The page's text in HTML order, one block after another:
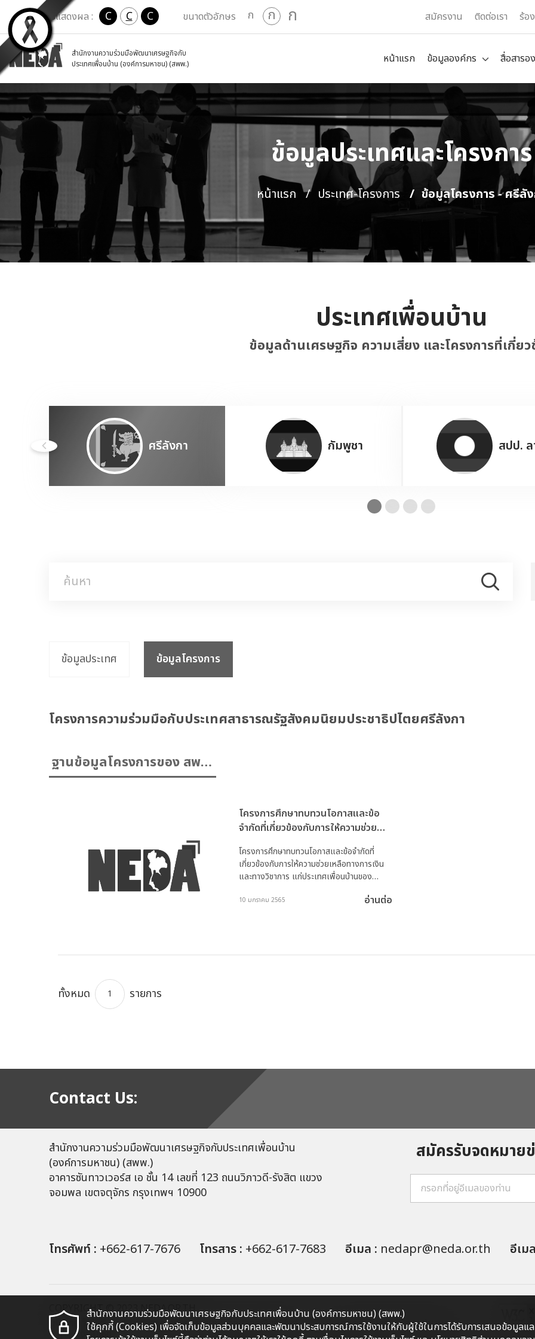
เปลี่ยนการแสดงผล : C C C ขนาดตัวอักษร ก ก ก สมัครงาน ติดต่อเรา ร้อ
สำนักงานความร่วมมือพัฒนาเศรษฐกิจกับ
ประเทศเพื่อนบ้าน (องค์การมหาชน) (สพพ.)
หน้าแรก ข้อมูลองค์กร สื่อสารอ
ข้อมูลประเทศและโครงการ
หน้าแรก ประเทศ-โครงการ ข้อมูลโครงการ - ศรีลั
ประเทศเพื่อนบ้าน
ข้อมูลด้านเศรษฐกิจ ความเสี่ยง และโครงการที่เกี่ย
ศรีลังกา กัมพูชา สปป. ล
ข้อมูลประเทศ ข้อมูลโครงการ
โครงการความร่วมมือกับประเทศสาธารณรัฐสังคมนิยมประชาธิปไตยศรีลังกา
ฐานข้อมูลโครงการของ สพพ.
ที่สอดคล้องกับระบบติดตาม
โครงการศึกษาทบทวนโอกาสและข้อ
จำกัดที่เกี่ยวข้องกับการให้ความช่วย
เหลือทางการเงินและทางวิชาการ แก่
ประเทศเพื่อนบ้านของ สพพ. (ราช
อาณาจักรภูฏาน สาธารณรัฐสังคมนิยม
ประชาธิปไตยติมอร์-เลสเต)
โครงการศึกษาทบทวนโอกาสและข้อจำกัดที่
เกี่ยวข้องกับการให้ความช่วยเหลือทางการเงิน
และทางวิชาการ แก่ประเทศเพื่อนบ้านของ
สังคมนิยมประชาธิปไตยศรีลังกา และ
10 มกราคม 2565 อ่านต่อ
ทั้งหมด 1 รายการ
Contact Us:
สำนักงานความร่วมมือพัฒนาเศรษฐกิจกับประเทศเพื่อนบ้าน
(องค์การมหาชน) (สพพ.)
อาคารซันทาวเวอร์ส เอ ชั้น 14 เลขที่ 123 ถนนวิภาวดี-รังสิต แขวง
จอมพล เขตจตุจักร กรุงเทพฯ 10900
สมัครรับจดหมาย
โทรศัพท์ : +662-617-7676 โทรสาร : +662-617-7683 อีเมล : nedapr@neda.or.th อีเม
COPYRIGHT © 2023 NEDA.OR.TH
นโยบายเว็บไซต์
นโยบายการรักษาความมั่นคงปลอดภัยเว็บไซต์ นโยบายการคุ้มครองข้อมูลส่วนบุคคล
ผังเว็บไซต์
สำนักงานความร่วมมือพัฒนาเศรษฐกิจกับประเทศเพื่อนบ้าน (องค์การมหาชน) (สพพ.)
ใช้คุกกี้ (Cookies) เพื่อจัดเก็บข้อมูลส่วนบุคคลและพัฒนาประสบการณ์การใช้งานให้กับผู้ใช้ในการได้รับการเสนอข้อมูลแล